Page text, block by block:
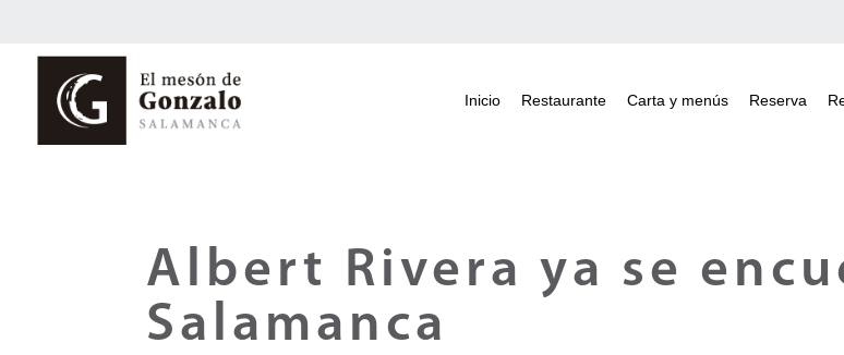
Inicio Restaurante Carta y menús Reserva
Albert Rivera ya se
Salamanca